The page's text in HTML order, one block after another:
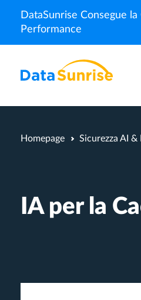
DataSunrise Consegue
Performance
Homepage Sicurezza AI &
IA per la